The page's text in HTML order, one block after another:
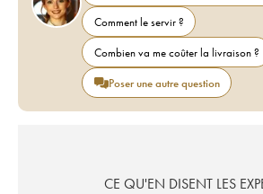
Comment le servir ?
Combien va me coûter la livraison ?
Poser une autre question
CE QU'EN DISENT LES